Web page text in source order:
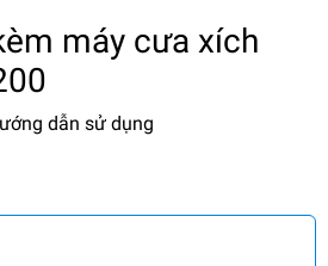
máy cưa xích
dẫn sử dụng